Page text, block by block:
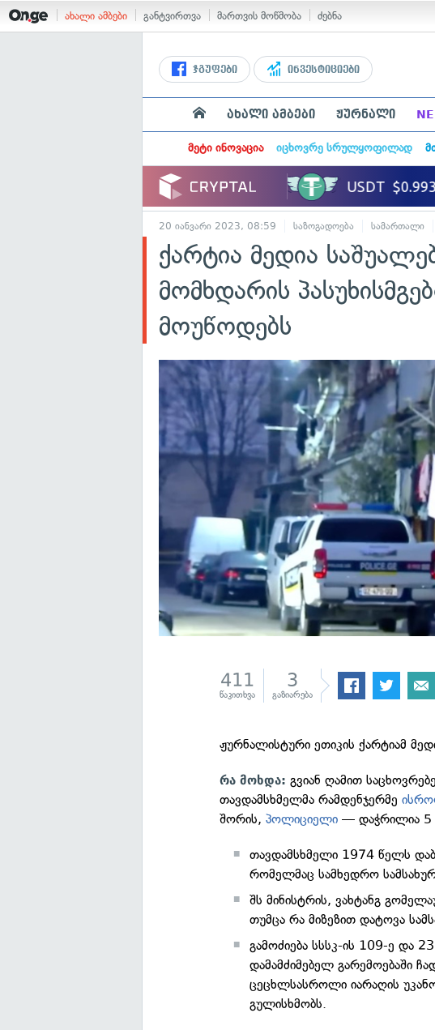
ახალი ამბები განტვირთვა მართვის მოწმობა ძებნა
ჯგუფები ინვესტიციები
ახალი ამბები ჟურნალი NE
მეტი ინოვაცია იცხოვრე სრულყოფილად
20 იანვარი 2023, 08:59 საზოგადოება სამართალი
ქარტია მედია
მომხდარის
მოუწოდებს
411
წაკითხვა
3
გაზიარება
ჟურნალისტური ეთიკის ქარტიამ
რა მოხდა:გვიან ღამით
თავდამსხმელმა რამდენჯერმე
შორის,პოლიციელი — დაჭრილია 5
თავდამსხმელი 1974 წელს
რომელმაც სამხედრო
შს მინისტრის, ვახტანგ
თუმცა რა მიზეზით დატოვა
გამოძიება სსსკ-ის 109-ე და
დამამძიმებელ გარემოებაში
ცეცხლსასროლი იარაღის
გულისხმობს.